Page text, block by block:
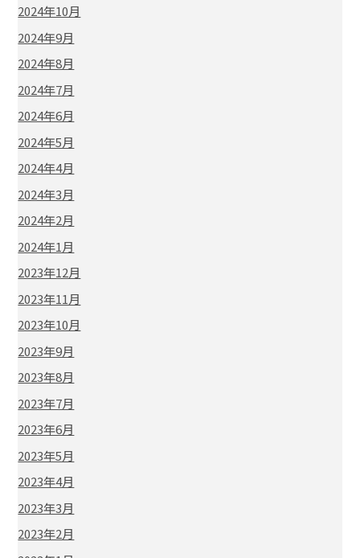
2024年10月
2024年9月
2024年8月
2024年7月
2024年6月
2024年5月
2024年4月
2024年3月
2024年2月
2024年1月
2023年12月
2023年11月
2023年10月
2023年9月
2023年8月
2023年7月
2023年6月
2023年5月
2023年4月
2023年3月
2023年2月